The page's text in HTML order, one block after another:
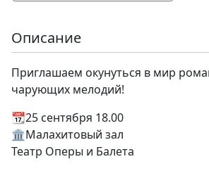
Описание
Приглашаем окунуться в мир
чарующих мелодий!
📆25 сентября 18.00
🏛️Малахитовый зал
Театр Оперы и Балета